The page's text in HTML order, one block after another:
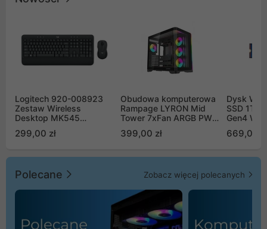
Logitech 920-008923
Zestaw Wireless
Desktop MK545
299,00 zł
Obudowa komputerowa
Rampage LYRON Mid
Tower 7xFan ARGB PWM
399,00 zł
Dysk WD
SSD 1TB
Gen4
669,00
Polecane Zobacz więcej polecanych